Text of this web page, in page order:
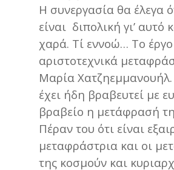
Η συνεργασία θα έλεγα
είναι διπολική γι’ αυτό
χαρά. Τί εννοώ… Το έργο
αριστοτεχνικά
Μαρία
έχει ήδη βραβευτεί με
βραβείο η μετάφρασή
Πέραν του ότι είναι
μεταφράστρια και οι
της κοσμούν και